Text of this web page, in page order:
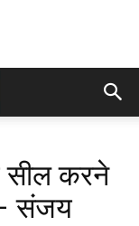
सील करने
– संजय